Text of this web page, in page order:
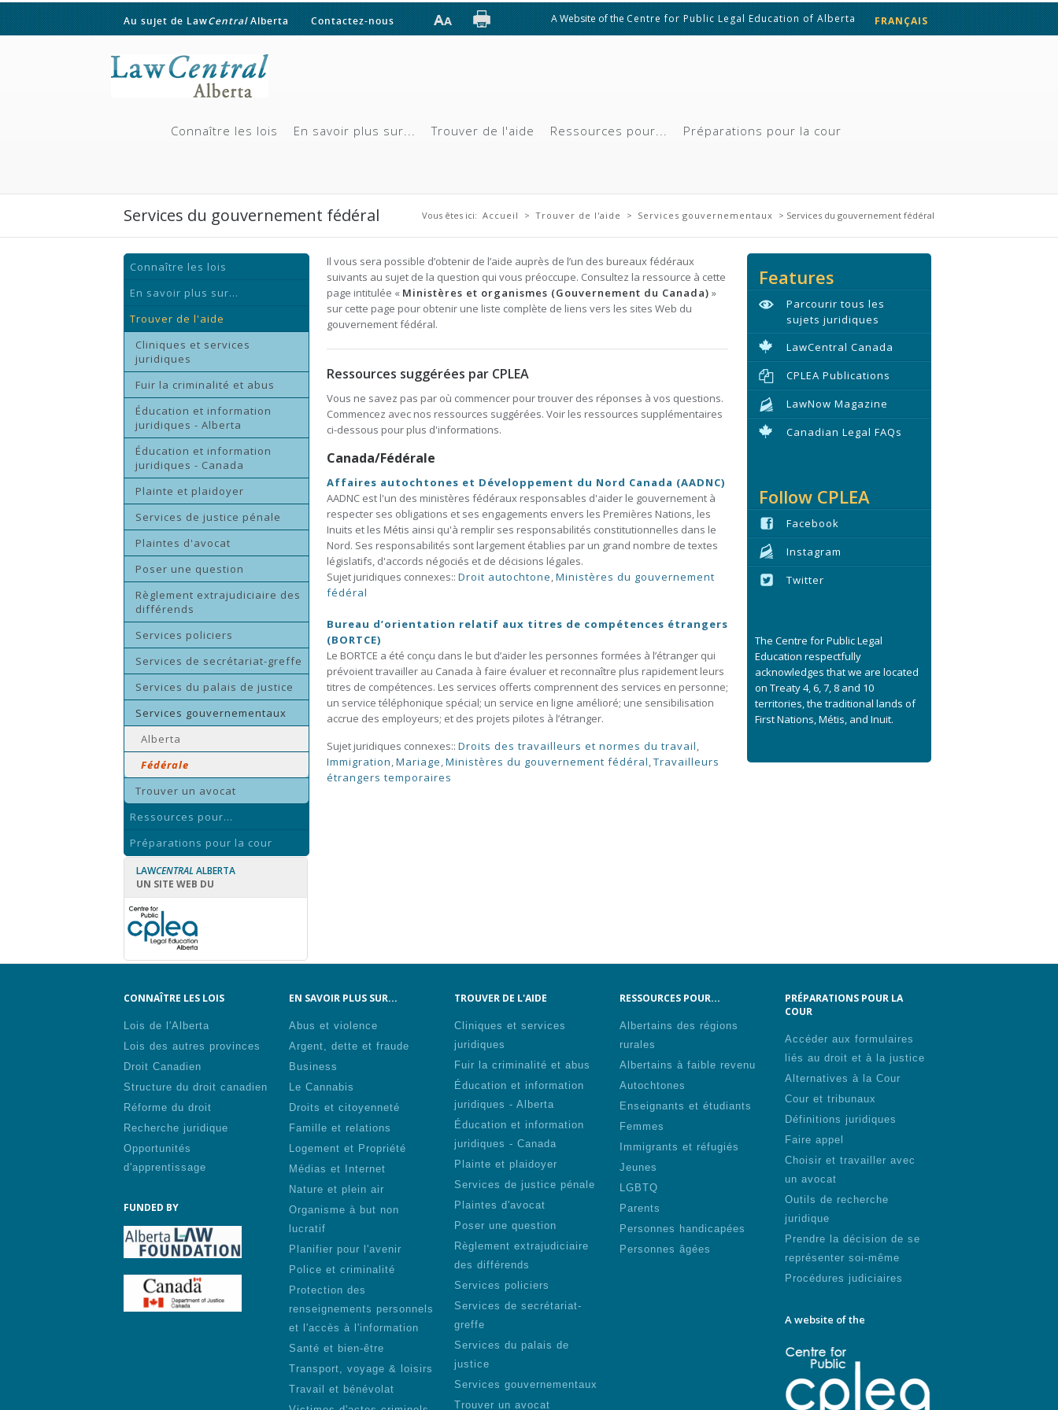
Au sujet de LawCentralAlberta Contactez-nous A Website of theCentre for Public Legal Education of Alberta FRANÇAIS
Connaître les lois En savoir plus sur... Trouver de l'aide Ressources pour... Préparations pour la cour
Vous êtes ici
Vous êtes ici: Accueil > Trouver de l'aide > Services gouvernementaux > Services du gouvernement fédéral
Services du gouvernement fédéral
Connaître les lois
En savoir plus sur...
Trouver de l'aide
Cliniques et services
juridiques
Fuir la criminalité et abus
Éducation et information
juridiques - Alberta
Éducation et information
juridiques - Canada
Plainte et plaidoyer
Services de justice pénale
Plaintes d'avocat
Poser une question
Règlement extrajudiciaire des
différends
Services policiers
Services de secrétariat-greffe
Services du palais de justice
Services gouvernementaux
Alberta
Fédérale
Trouver un avocat
Ressources pour...
Préparations pour la cour
LAWCENTRAL ALBERTA
UN SITE WEB DU
Il vous sera possible d’obtenir de l’aide auprès de l’un des bureaux fédéraux
suivants au sujet de la question qui vous préoccupe. Consultez la ressource à cette
page intitulée « Ministères et organismes (Gouvernement du Canada) »
sur cette page pour obtenir une liste complète de liens vers les sites Web du
gouvernement fédéral.
Ressources suggérées par CPLEA
Vous ne savez pas par où commencer pour trouver des réponses à vos questions.
Commencez avec nos ressources suggérées. Voir les ressources supplémentaires
ci-dessous pour plus d'informations.
Canada/Fédérale
Affaires autochtones et Développement du Nord Canada (AADNC)
AADNC est l'un des ministères fédéraux responsables d'aider le gouvernement à
respecter ses obligations et ses engagements envers les Premières Nations, les
Inuits et les Métis ainsi qu'à remplir ses responsabilités constitutionnelles dans le
Nord. Ses responsabilités sont largement établies par un grand nombre de textes
législatifs, d'accords négociés et de décisions légales.
Sujet juridiques connexes:: Droit autochtone,Ministères du gouvernement
fédéral
Bureau d’orientation relatif aux titres de compétences étrangers
(BORTCE)
Le BORTCE a été conçu dans le but d’aider les personnes formées à l’étranger qui
prévoient travailler au Canada à faire évaluer et reconnaître plus rapidement leurs
titres de compétences. Les services offerts comprennent des services en personne;
un service téléphonique spécial; un service en ligne amélioré; une sensibilisation
accrue des employeurs; et des projets pilotes à l’étranger.
Sujet juridiques connexes:: Droits des travailleurs et normes du travail,
Immigration,Mariage,Ministères du gouvernement fédéral,Travailleurs
étrangers temporaires
Features
Parcourir tous les
sujets juridiques
LawCentral Canada
CPLEA Publications
LawNow Magazine
Canadian Legal FAQs
Follow CPLEA
Facebook
Instagram
Twitter
The Centre for Public Legal
Education respectfully
acknowledges that we are located
on Treaty 4, 6, 7, 8 and 10
territories, the traditional lands of
First Nations, Métis, and Inuit.
CONNAÎTRE LES LOIS
Lois de l'Alberta
Lois des autres provinces
Droit Canadien
Structure du droit canadien
Réforme du droit
Recherche juridique
Opportunités
d'apprentissage
FUNDED BY
EN SAVOIR PLUS SUR...
Abus et violence
Argent, dette et fraude
Business
Le Cannabis
Droits et citoyenneté
Famille et relations
Logement et Propriété
Médias et Internet
Nature et plein air
Organisme à but non
lucratif
Planifier pour l'avenir
Police et criminalité
Protection des
renseignements personnels
et l'accès à l'information
Santé et bien-être
Transport, voyage & loisirs
Travail et bénévolat
TROUVER DE L'AIDE
Cliniques et services
juridiques
Fuir la criminalité et abus
Éducation et information
juridiques - Alberta
Éducation et information
juridiques - Canada
Plainte et plaidoyer
Services de justice pénale
Plaintes d'avocat
Poser une question
Règlement extrajudiciaire
des différends
Services policiers
Services de secrétariat-
greffe
Services du palais de
justice
Services gouvernementaux
Trouver un avocat
RESSOURCES POUR...
Albertains des régions
rurales
Albertains à faible revenu
Autochtones
Enseignants et étudiants
Femmes
Immigrants et réfugiés
Jeunes
LGBTQ
Parents
Personnes handicapées
Personnes âgées
PRÉPARATIONS POUR LA
COUR
Accéder aux formulaires
liés au droit et à la justice
Alternatives à la Cour
Cour et tribunaux
Définitions juridiques
Faire appel
Choisir et travailler avec
un avocat
Outils de recherche
juridique
Prendre la décision de se
représenter soi-même
Procédures judiciaires
A website of the